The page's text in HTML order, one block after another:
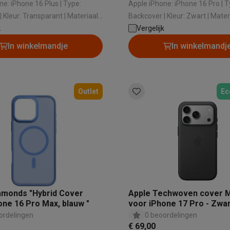
GPS trackers dieren
Tondeuses Scheerkoppen
Accessoires
Massage guns
apparaten Infraroodlampen
Luchtbevochtigers
TV steunen
Oortjes
speakers
Audio accessoires
16 Plus | Type:
In winkelmandje
Apple iPhone: iPhone 16 Pro | Type:
Backcover | Kleur: Zwart | Materiaal:
Kunststof
Vergelijk
In
Outlet
"Hybrid Cover
16 Pro Max, blauw "
Apple Techwoven cover
voor iPhone 17 Pro -
0 beoordelingen
€ 69,00